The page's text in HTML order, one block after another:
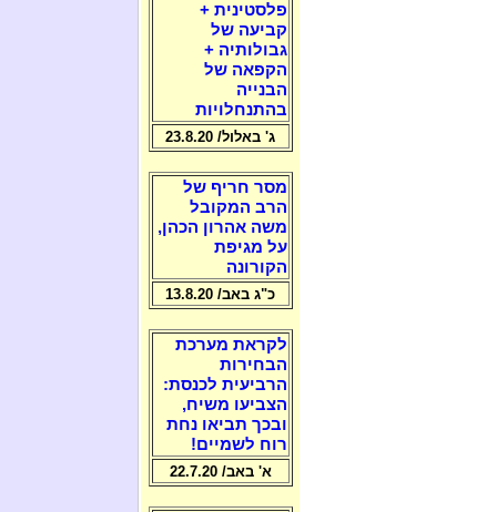
פלסטינית +
קביעה של
גבולותיה +
הקפאה של
הבנייה
בהתנחלויות
ג' באלול/ 23.8.20
מסר חריף של
הרב המקובל
משה אהרון הכהן,
על מגיפת
הקורונה
כ"ג באב/ 13.8.20
לקראת מערכת
הבחירות
הרביעית לכנסת:
הצביעו משיח,
ובכך תביאו נחת
רוח לשמיים!
א' באב/ 22.7.20